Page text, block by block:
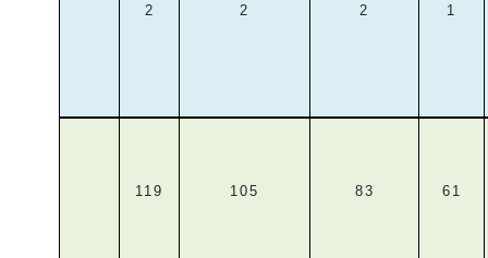
2 2 2 1
119 105 83 61